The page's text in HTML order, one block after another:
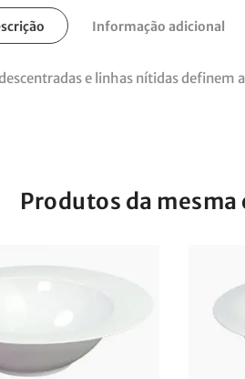
Informação adicional
e linhas nítidas definem
Produtos da mesma